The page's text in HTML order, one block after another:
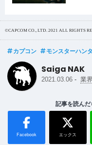
©CAPCOM CO., LTD. 2021 ALL RIGHTS
カプコン モンスターハン
Saiga NAK
2021.03.06 - 業
記事を読ん
Facebook エックス